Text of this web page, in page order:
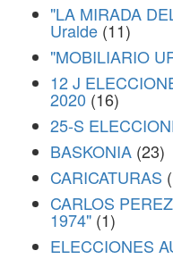
"LA MIRADA
Uralde (11)
"MOBILIARIO
12 J
2020 (16)
25-S
BASKONIA (23)
CARICATURAS
CARLOS
1974" (1)
ELECCIONES